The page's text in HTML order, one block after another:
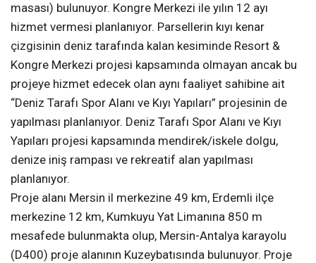
masası) bulunuyor. Kongre Merkezi ile yılın 12 ayı
hizmet vermesi planlanıyor. Parsellerin kıyı kenar
çizgisinin deniz tarafında kalan kesiminde Resort &
Kongre Merkezi projesi kapsamında olmayan ancak bu
projeye hizmet edecek olan aynı faaliyet sahibine ait
“Deniz Tarafı Spor Alanı ve Kıyı Yapıları” projesinin de
yapılması planlanıyor. Deniz Tarafı Spor Alanı ve Kıyı
Yapıları projesi kapsamında mendirek/iskele dolgu,
denize iniş rampası ve rekreatif alan yapılması
planlanıyor.
Proje alanı Mersin il merkezine 49 km, Erdemli ilçe
merkezine 12 km, Kumkuyu Yat Limanına 850 m
mesafede bulunmakta olup, Mersin-Antalya karayolu
(D400) proje alanının Kuzeybatısında bulunuyor. Proje